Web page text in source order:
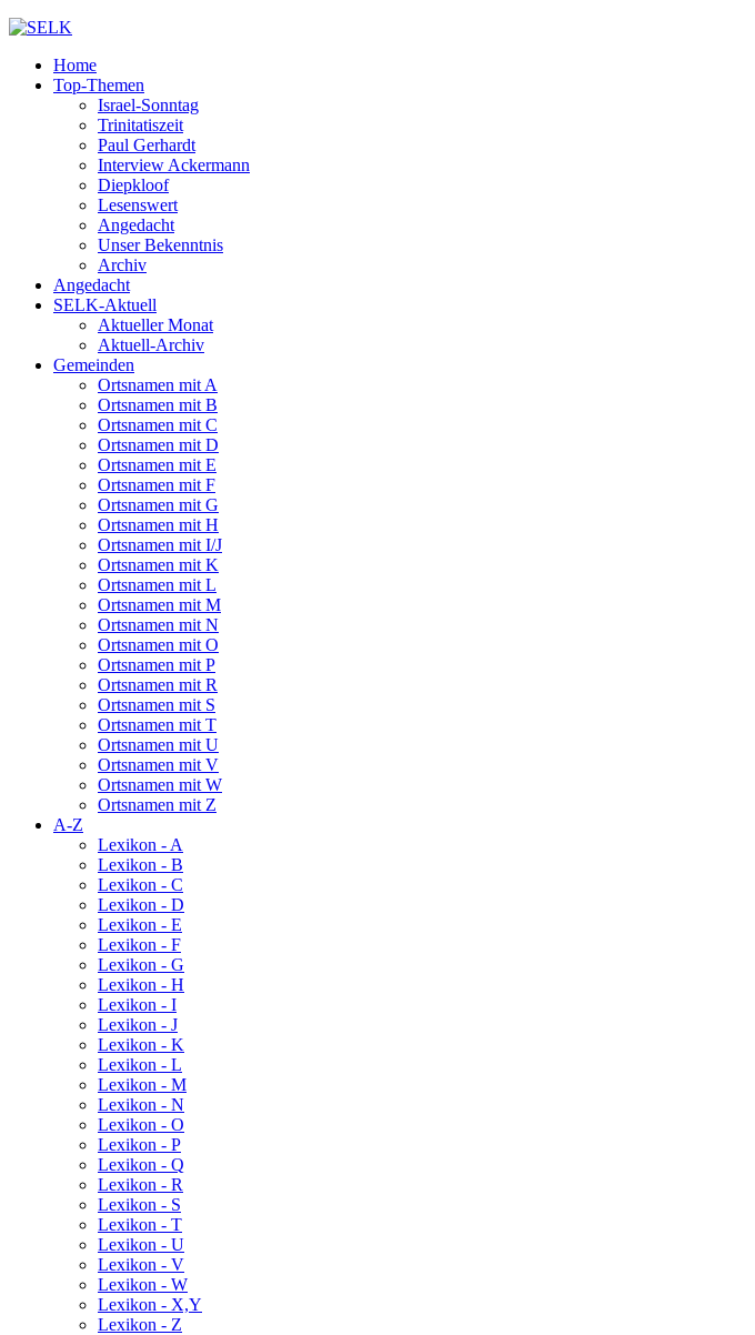
Home
Top-Themen
Israel-Sonntag
Trinitatiszeit
Paul Gerhardt
Interview Ackermann
Diepkloof
Lesenswert
Angedacht
Unser Bekenntnis
Archiv
Angedacht
SELK-Aktuell
Aktueller Monat
Aktuell-Archiv
Gemeinden
Ortsnamen mit A
Ortsnamen mit B
Ortsnamen mit C
Ortsnamen mit D
Ortsnamen mit E
Ortsnamen mit F
Ortsnamen mit G
Ortsnamen mit H
Ortsnamen mit I/J
Ortsnamen mit K
Ortsnamen mit L
Ortsnamen mit M
Ortsnamen mit N
Ortsnamen mit O
Ortsnamen mit P
Ortsnamen mit R
Ortsnamen mit S
Ortsnamen mit T
Ortsnamen mit U
Ortsnamen mit V
Ortsnamen mit W
Ortsnamen mit Z
A-Z
Lexikon - A
Lexikon - B
Lexikon - C
Lexikon - D
Lexikon - E
Lexikon - F
Lexikon - G
Lexikon - H
Lexikon - I
Lexikon - J
Lexikon - K
Lexikon - L
Lexikon - M
Lexikon - N
Lexikon - O
Lexikon - P
Lexikon - Q
Lexikon - R
Lexikon - S
Lexikon - T
Lexikon - U
Lexikon - V
Lexikon - W
Lexikon - X,Y
Lexikon - Z